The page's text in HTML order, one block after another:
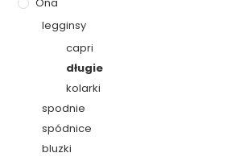
legginsy
capri
długie
kolarki
spodnie
spódnice
bluzki